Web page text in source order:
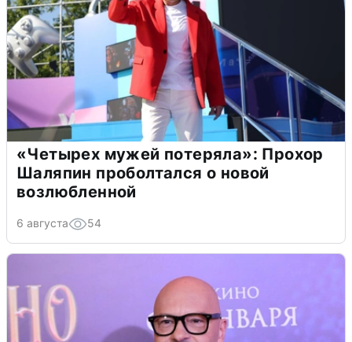
«Четырех мужей потеряла»: Прохор
Шаляпин проболтался о новой
возлюбленной
6 августа 54